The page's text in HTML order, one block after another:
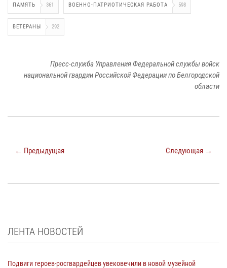
ПАМЯТЬ 361 ВОЕННО-ПАТРИОТИЧЕСКАЯ РАБОТА 598
ВЕТЕРАНЫ 292
Пресс-служба Управления Федеральной службы войск
национальной гвардии Российской Федерации по Белгородской
области
← Предыдущая Следующая →
ЛЕНТА НОВОСТЕЙ
Подвиги героев‑росгвардейцев увековечили в новой музейной